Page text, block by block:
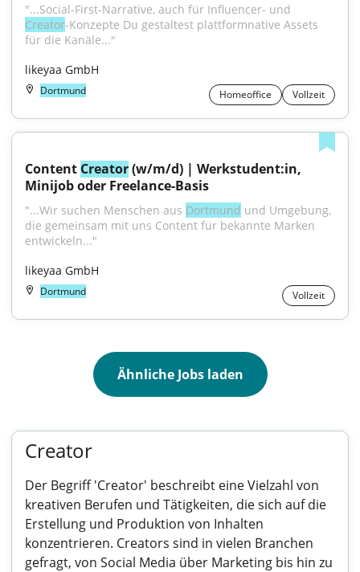
Creator-Konzepte Du gestaltest plattformnative Assets
für die Kanäle..."
likeyaa GmbH
Dortmund Homeoffice Vollzeit
Content Creator (w/m/d) | Werkstudent:in,
Minijob oder Freelance-Basis
"...Wir suchen Menschen aus Dortmund und Umgebung,
die gemeinsam mit uns Content für bekannte Marken
entwickeln..."
likeyaa GmbH
Dortmund Vollzeit
Ähnliche Jobs laden
Creator
Der Begriff 'Creator' beschreibt eine Vielzahl von
kreativen Berufen und Tätigkeiten, die sich auf die
Erstellung und Produktion von Inhalten
konzentrieren. Creators sind in vielen Branchen
gefragt, von Social Media über Marketing bis hin zu